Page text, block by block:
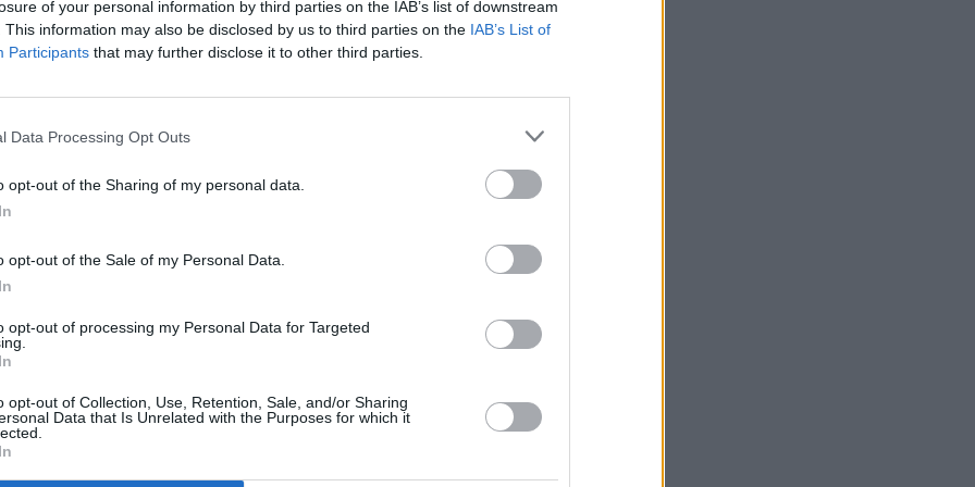
of your personal information by third parties on the IAB’s list of downstream
This information may also be disclosed by us to third parties on the IAB’s List of
Participants that may further disclose it to other third parties.
Data Processing Opt Outs
opt-out of the Sharing of my personal data.
opt-out of the Sale of my Personal Data.
opt-out of processing my Personal Data for Targeted
opt-out of Collection, Use, Retention, Sale, and/or Sharing
Data that Is Unrelated with the Purposes for which it
(DOP Tacoronte-Acentejo), y
(DOP Abona), en el apartado
galardón a Mencey Chasna
Paisaje de las Islas
en el apartado de malvasías
Abona), en la categoría de
de Viticultores de La
y vinos rosados
Abona), en la categoría de
tinto barrica ecológico, de
y Tintilla, de Gallo & Quíquere
de Jottocar SL (DOP Abona);
(DOP La Palma); Linaje
Tacoronte-Acentejo);
Acentejo); Flor de
tinto Frenesí (DOP Islas
todos ellos tintos jóvenes /
Naturalmente Dulce,
Gran Theyda Blanco
Orotava); así como Quíquere,